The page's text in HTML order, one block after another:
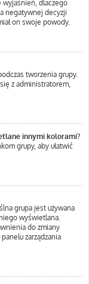
wyjaśnień, dlaczego
negatywnej decyzji
on swoje powody.
tworzenia grupy.
z administratorem,
innymi kolorami?
grupy, aby ułatwić
grupa jest używana
wyświetlana.
do zmiany
zarządzania